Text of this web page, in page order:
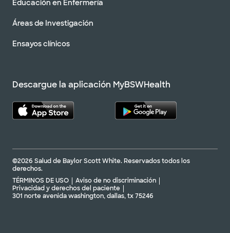
Educación en Enfermería
Áreas de Investigación
Ensayos clínicos
Descargue la aplicación MyBSWHealth
©2026 Salud de Baylor Scott White. Reservados todos los
derechos.
TÉRMINOS DE USO
Aviso de no discriminación
Privacidad y derechos del paciente
301 norte avenida washington, dallas, tx 75246